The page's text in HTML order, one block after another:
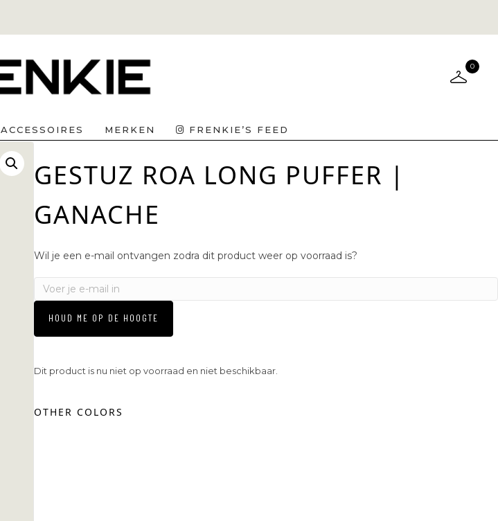
0
ACCESSOIRES MERKEN FRENKIE’S FEED
GESTUZ ROA LONG PUFFER |
GANACHE
Wil je een e-mail ontvangen zodra dit product weer op voorraad is?
HOUD ME OP DE HOOGTE
Dit product is nu niet op voorraad en niet beschikbaar.
OTHER COLORS